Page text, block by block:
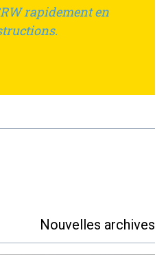
rapidement en
Nouvelles archives